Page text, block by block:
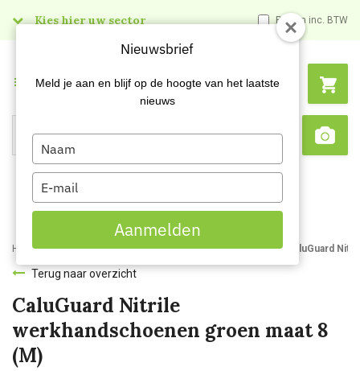
Kies hier uw sector Prijzen inc. BTW
Search
Menu
Home Webshop Handbescherming Werkhandschoenen CaluGuard
Terug naar overzicht
CaluGuard Nitrile
werkhandschoenen groen maat 8
(M)
Nieuwsbrief
Meld je aan en blijf op de hoogte van het laatste
nieuws
Type
your
name
Type
your
email
Aanmelden